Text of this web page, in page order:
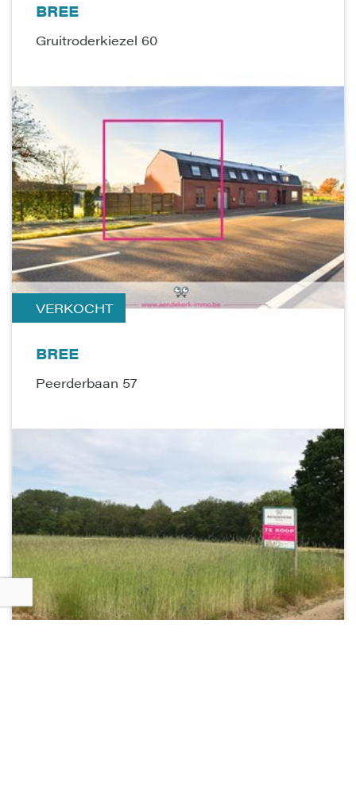
BREE
Gruitroderkiezel 60
VERKOCHT
BREE
Peerderbaan 57